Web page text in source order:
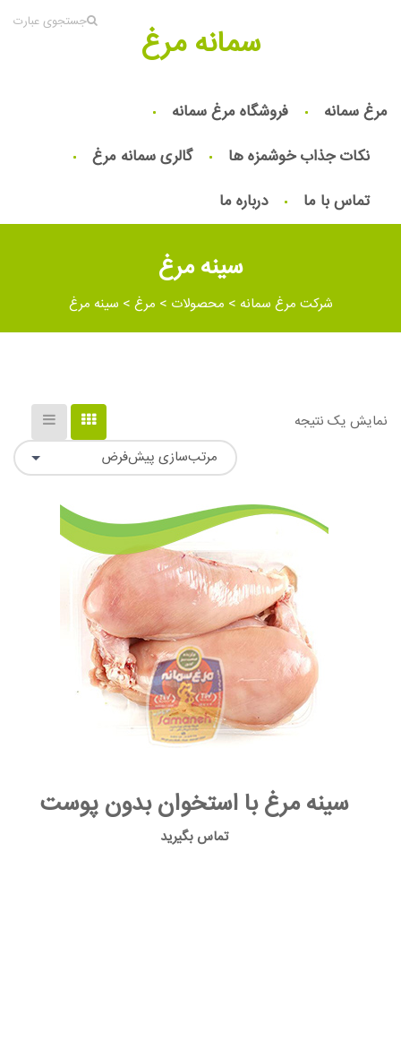
جستجوی عبارت سمانه مرغ
مرغ سمانه
فروشگاه مرغ سمانه
نکات جذاب خوشمزه ها
گالری سمانه مرغ
تماس با ما
درباره ما
سینه مرغ
شرکت مرغ سمانه > محصولات > مرغ > سینه مرغ
نمایش یک نتیجه
مرتب‌سازی پیش‌فرض
سینه مرغ با استخوان بدون پوست
تماس بگیرید